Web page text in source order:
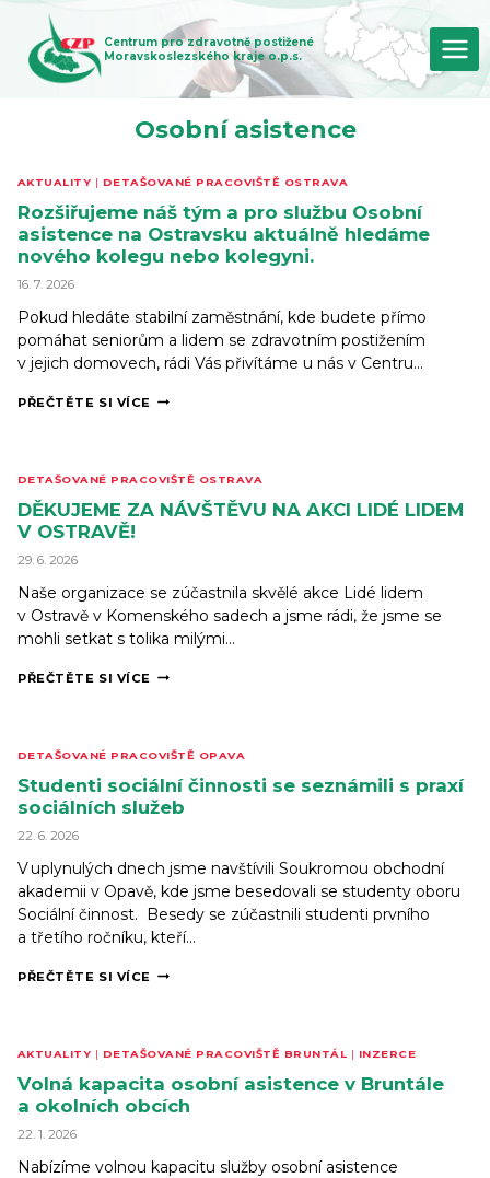
Přeskočit
obsah
Centrum pro zdravotně postižené
Moravskoslezského kraje o.p.s.
Osobní asistence
AKTUALITY | DETAŠOVANÉ PRACOVIŠTĚ OSTRAVA
Rozšiřujeme náš tým a pro službu Osobní
asistence na Ostravsku aktuálně hledáme
nového kolegu nebo kolegyni.
16. 7. 2026
Pokud hledáte stabilní zaměstnání, kde budete přímo
pomáhat seniorům a lidem se zdravotním postižením
v jejich domovech, rádi Vás přivítáme u nás v Centru…
PŘEČTĚTE SI VÍCE ROZŠIŘUJEME
OSOBNÍ
ASISTENCE
NA
NOVÉHO
KOLEGU
NEBO
KOLEGYNI.
DETAŠOVANÉ PRACOVIŠTĚ OSTRAVA
DĚKUJEME ZA NÁVŠTĚVU NA AKCI LIDÉ LIDEM
V OSTRAVĚ!
29. 6. 2026
Naše organizace se zúčastnila skvělé akce Lidé lidem
v Ostravě v Komenského sadech a jsme rádi, že jsme se
mohli setkat s tolika milými…
PŘEČTĚTE SI VÍCE DĚKUJEME
LIDÉ
LIDEM
V OSTRAVĚ!
DETAŠOVANÉ PRACOVIŠTĚ OPAVA
Studenti sociální činnosti se seznámili s praxí
sociálních služeb
22. 6. 2026
V uplynulých dnech jsme navštívili Soukromou obchodní
akademii v Opavě, kde jsme besedovali se studenty oboru
Sociální činnost. Besedy se zúčastnili studenti prvního
a třetího ročníku, kteří…
PŘEČTĚTE SI VÍCE STUDENTI
S PRAXÍ
SOCIÁLNÍCH
SLUŽEB
AKTUALITY | DETAŠOVANÉ PRACOVIŠTĚ BRUNTÁL | INZERCE
Volná kapacita osobní asistence v Bruntále
a okolních obcích
22. 1. 2026
Nabízíme volnou kapacitu služby osobní asistence